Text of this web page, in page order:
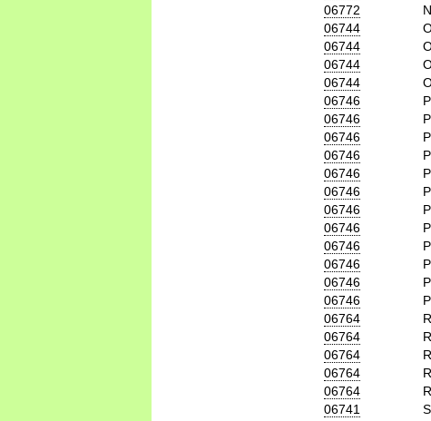
06772
06744
06744
06744
06744
06746
06746
06746
06746
06746
06746
06746
06746
06746
06746
06746
06746
06764
06764
06764
06764
06764
06741